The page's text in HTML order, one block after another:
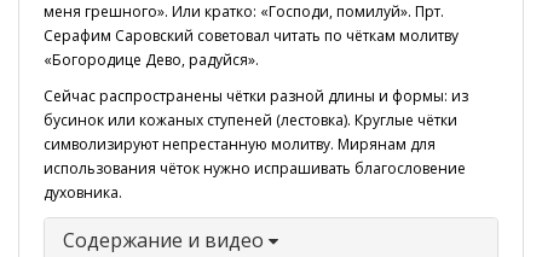
меня грешного». Или кратко: «Господи, помилуй». Прт.
Серафим Саровский советовал читать по чёткам молитву
«Богородице Дево, радуйся».
Сейчас распространены чётки разной длины и формы: из
бусинок или кожаных ступеней (лестовка). Круглые чётки
символизируют непрестанную молитву. Мирянам для
использования чёток нужно испрашивать благословение
духовника.
Содержание и видео